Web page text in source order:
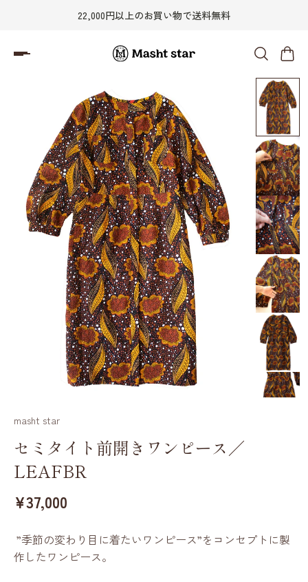
22,000円以上のお買い物で送料無料
masht star
セミタイト前開きワンピース／
LEAFBR
¥37,000
”季節の変わり目に着たいワンピース”をコンセプトに製
作したワンピース。